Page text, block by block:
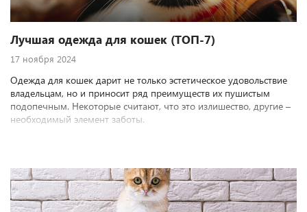
Лучшая одежда для кошек (ТОП-7)
17 ноября 2024
Одежда для кошек дарит не только эстетическое удовольствие
владельцам, но и приносит ряд преимуществ их пушистым
подопечным. Некоторые считают, что это излишество, другие –
необходимый элемент заботы.